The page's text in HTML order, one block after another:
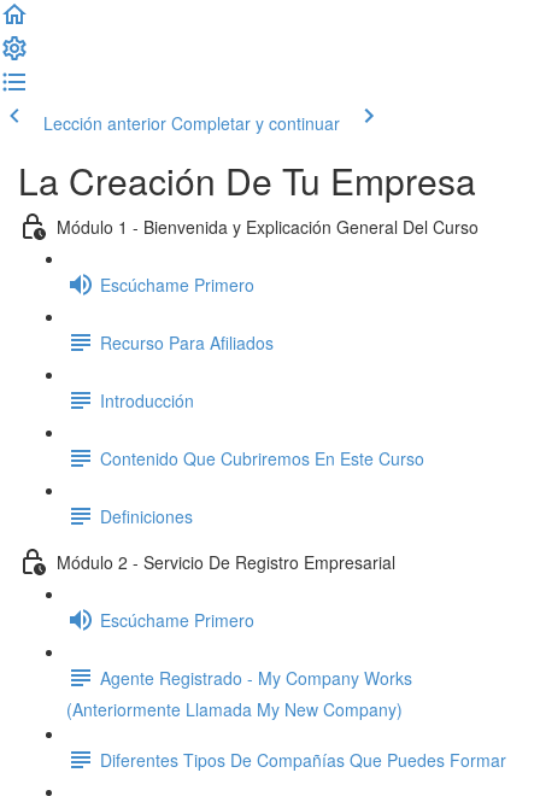
Lección anterior Completar y continuar
La Creación De Tu Empresa
Módulo 1 - Bienvenida y Explicación General Del Curso
Escúchame Primero
Recurso Para Afiliados
Introducción
Contenido Que Cubriremos En Este Curso
Definiciones
Módulo 2 - Servicio De Registro Empresarial
Escúchame Primero
Agente Registrado - My Company Works
(Anteriormente Llamada My New Company)
Diferentes Tipos De Compañías Que Puedes Formar